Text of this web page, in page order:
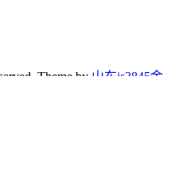
Theme by 山东js3845金